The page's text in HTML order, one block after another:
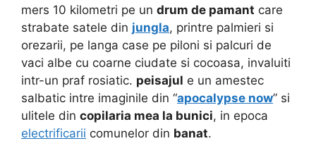
mers 10 kilometri pe un drum de pamant care
strabate satele din jungla, printre palmieri si
orezarii, pe langa case pe piloni si palcuri de
vaci albe cu coarne ciudate si cocoasa, invaluiti
intr-un praf rosiatic. peisajul e un amestec
salbatic intre imaginile din “apocalypse now” si
ulitele din copilaria mea la bunici, in epoca
electrificarii comunelor din banat.